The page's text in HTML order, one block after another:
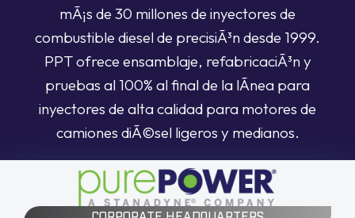
mÃ¡s de 30 millones de inyectores de
combustible diesel de precisiÃ³n desde 1999.
PPT ofrece ensamblaje, refabricaciÃ³n y
pruebas al 100% al final de la lÃ­nea para
inyectores de alta calidad para motores de
camiones diÃ©sel ligeros y medianos.